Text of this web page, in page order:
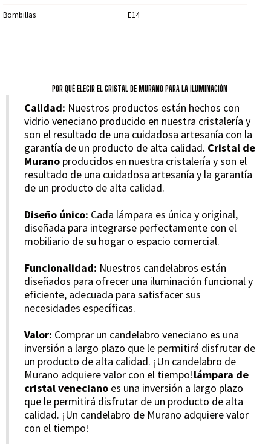
Bombillas
E14
POR QUÉ ELEGIR EL CRISTAL DE MURANO PARA LA ILUMINACIÓN
Calidad: Nuestros productos están hechos con
vidrio veneciano producido en nuestra cristalería y
son el resultado de una cuidadosa artesanía con la
garantía de un producto de alta calidad. Cristal de
Murano producidos en nuestra cristalería y son el
resultado de una cuidadosa artesanía y la garantía
de un producto de alta calidad.
Diseño único: Cada lámpara es única y original,
diseñada para integrarse perfectamente con el
mobiliario de su hogar o espacio comercial.
Funcionalidad: Nuestros candelabros están
diseñados para ofrecer una iluminación funcional y
eficiente, adecuada para satisfacer sus
necesidades específicas.
Valor: Comprar un candelabro veneciano es una
inversión a largo plazo que le permitirá disfrutar de
un producto de alta calidad. ¡Un candelabro de
Murano adquiere valor con el tiempo!lámpara de
cristal veneciano es una inversión a largo plazo
que le permitirá disfrutar de un producto de alta
calidad. ¡Un candelabro de Murano adquiere valor
con el tiempo!